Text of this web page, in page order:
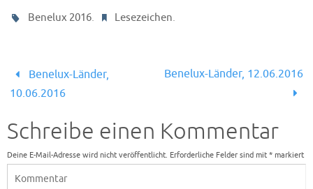
Benelux 2016. Lesezeichen.
Benelux-Länder,
10.06.2016
Benelux-Länder, 12.06.2016
Schreibe einen Kommentar
Deine E-Mail-Adresse wird nicht veröffentlicht. Erforderliche Felder sind mit * markiert